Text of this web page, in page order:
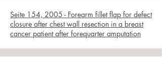
Seite 154, 2005 - Forearm fillet flap for defect
closure after chest wall resection in a breast
cancer patient after forequarter amputation